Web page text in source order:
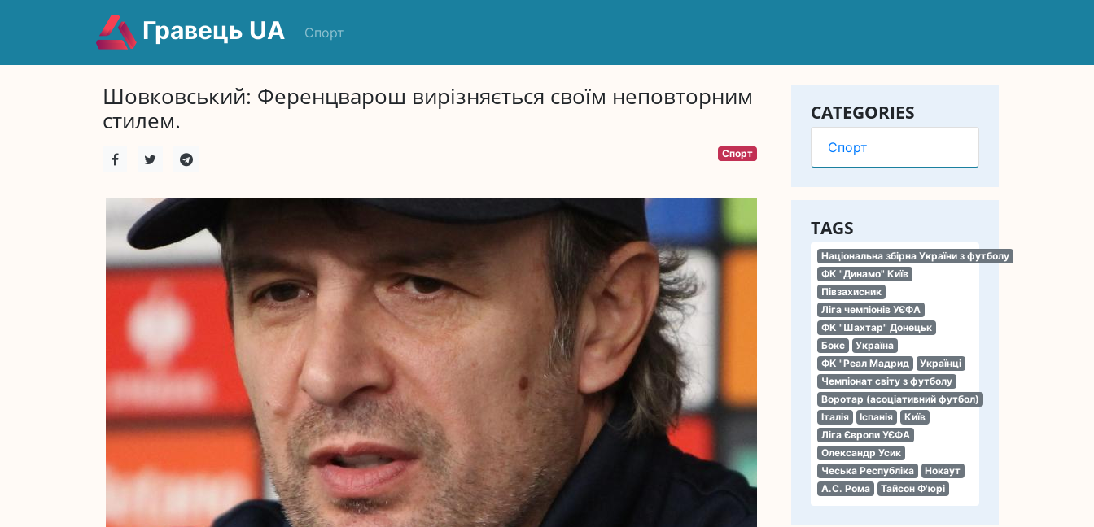
Гравець UA Спорт
CATEGORIES
Спорт
TAGS
Національна збірна України з футболу
ФК "Динамо" Київ
Півзахисник
Ліга чемпіонів УЄФА
ФК "Шахтар" Донецьк
Бокс
Україна
ФК "Реал Мадрид
Українці
Чемпіонат світу з футболу
Воротар (асоціативний футбол)
Італія
Іспанія
Київ
Ліга Європи УЄФА
Олександр Усик
Чеська Республіка
Нокаут
А.С. Рома
Тайсон Ф'юрі
Шовковський: Ференцварош вирізняється своїм неповторним
стилем.
Спорт